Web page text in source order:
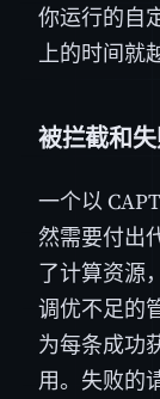
你运行的自
上的时间就
被拦截和
一个以
然需要付出
了计算资源
调优不足的
为每条成功
用。失败的